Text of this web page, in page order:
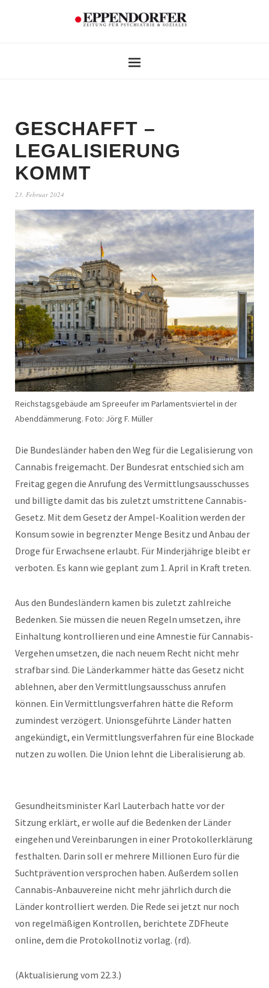
GESCHAFFT –
LEGALISIERUNG
KOMMT
23. Februar 2024
Reichstagsgebäude am Spreeufer im Parlamentsviertel in der
Abenddämmerung. Foto: Jörg F. Müller
Die Bundesländer haben den Weg für die Legalisierung von
Cannabis freigemacht. Der Bundesrat entschied sich am
Freitag gegen die Anrufung des Vermittlungsausschusses
und billigte damit das bis zuletzt umstrittene Cannabis-
Gesetz. Mit dem Gesetz der Ampel-Koalition werden der
Konsum sowie in begrenzter Menge Besitz und Anbau der
Droge für Erwachsene erlaubt. Für Minderjährige bleibt er
verboten. Es kann wie geplant zum 1. April in Kraft treten.
Aus den Bundesländern kamen bis zuletzt zahlreiche
Bedenken. Sie müssen die neuen Regeln umsetzen, ihre
Einhaltung kontrollieren und eine Amnestie für Cannabis-
Vergehen umsetzen, die nach neuem Recht nicht mehr
strafbar sind. Die Länderkammer hätte das Gesetz nicht
ablehnen, aber den Vermittlungsausschuss anrufen
können. Ein Vermittlungsverfahren hätte die Reform
zumindest verzögert. Unionsgeführte Länder hatten
angekündigt, ein Vermittlungsverfahren für eine Blockade
nutzen zu wollen. Die Union lehnt die Liberalisierung ab.
Gesundheitsminister Karl Lauterbach hatte vor der
Sitzung erklärt, er wolle auf die Bedenken der Länder
eingehen und Vereinbarungen in einer Protokollerklärung
festhalten. Darin soll er mehrere Millionen Euro für die
Suchtprävention versprochen haben. Außerdem sollen
Cannabis-Anbauvereine nicht mehr jährlich durch die
Länder kontrolliert werden. Die Rede sei jetzt nur noch
von regelmäßigen Kontrollen, berichtete ZDFheute
online, dem die Protokollnotiz vorlag. (rd).
(Aktualisierung vom 22.3.)